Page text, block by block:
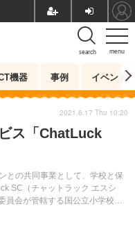
menu
search
機器 事例 イベント
ス「ChatLuck
との共同事業として、学校と保
SC（チャットラック エスシ
員会が管轄する国公立小学校お
2021.6.17 Thu 10:20